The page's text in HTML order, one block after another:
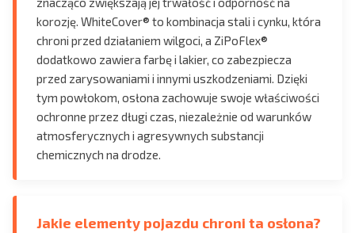
korozję. WhiteCover® to kombinacja stali i cynku, która
chroni przed działaniem wilgoci, a ZiPoFlex®
dodatkowo zawiera farbę i lakier, co zabezpiecza
przed zarysowaniami i innymi uszkodzeniami. Dzięki
tym powłokom, osłona zachowuje swoje właściwości
ochronne przez długi czas, niezależnie od warunków
atmosferycznych i agresywnych substancji
chemicznych na drodze.
Jakie elementy pojazdu chroni ta osłona?